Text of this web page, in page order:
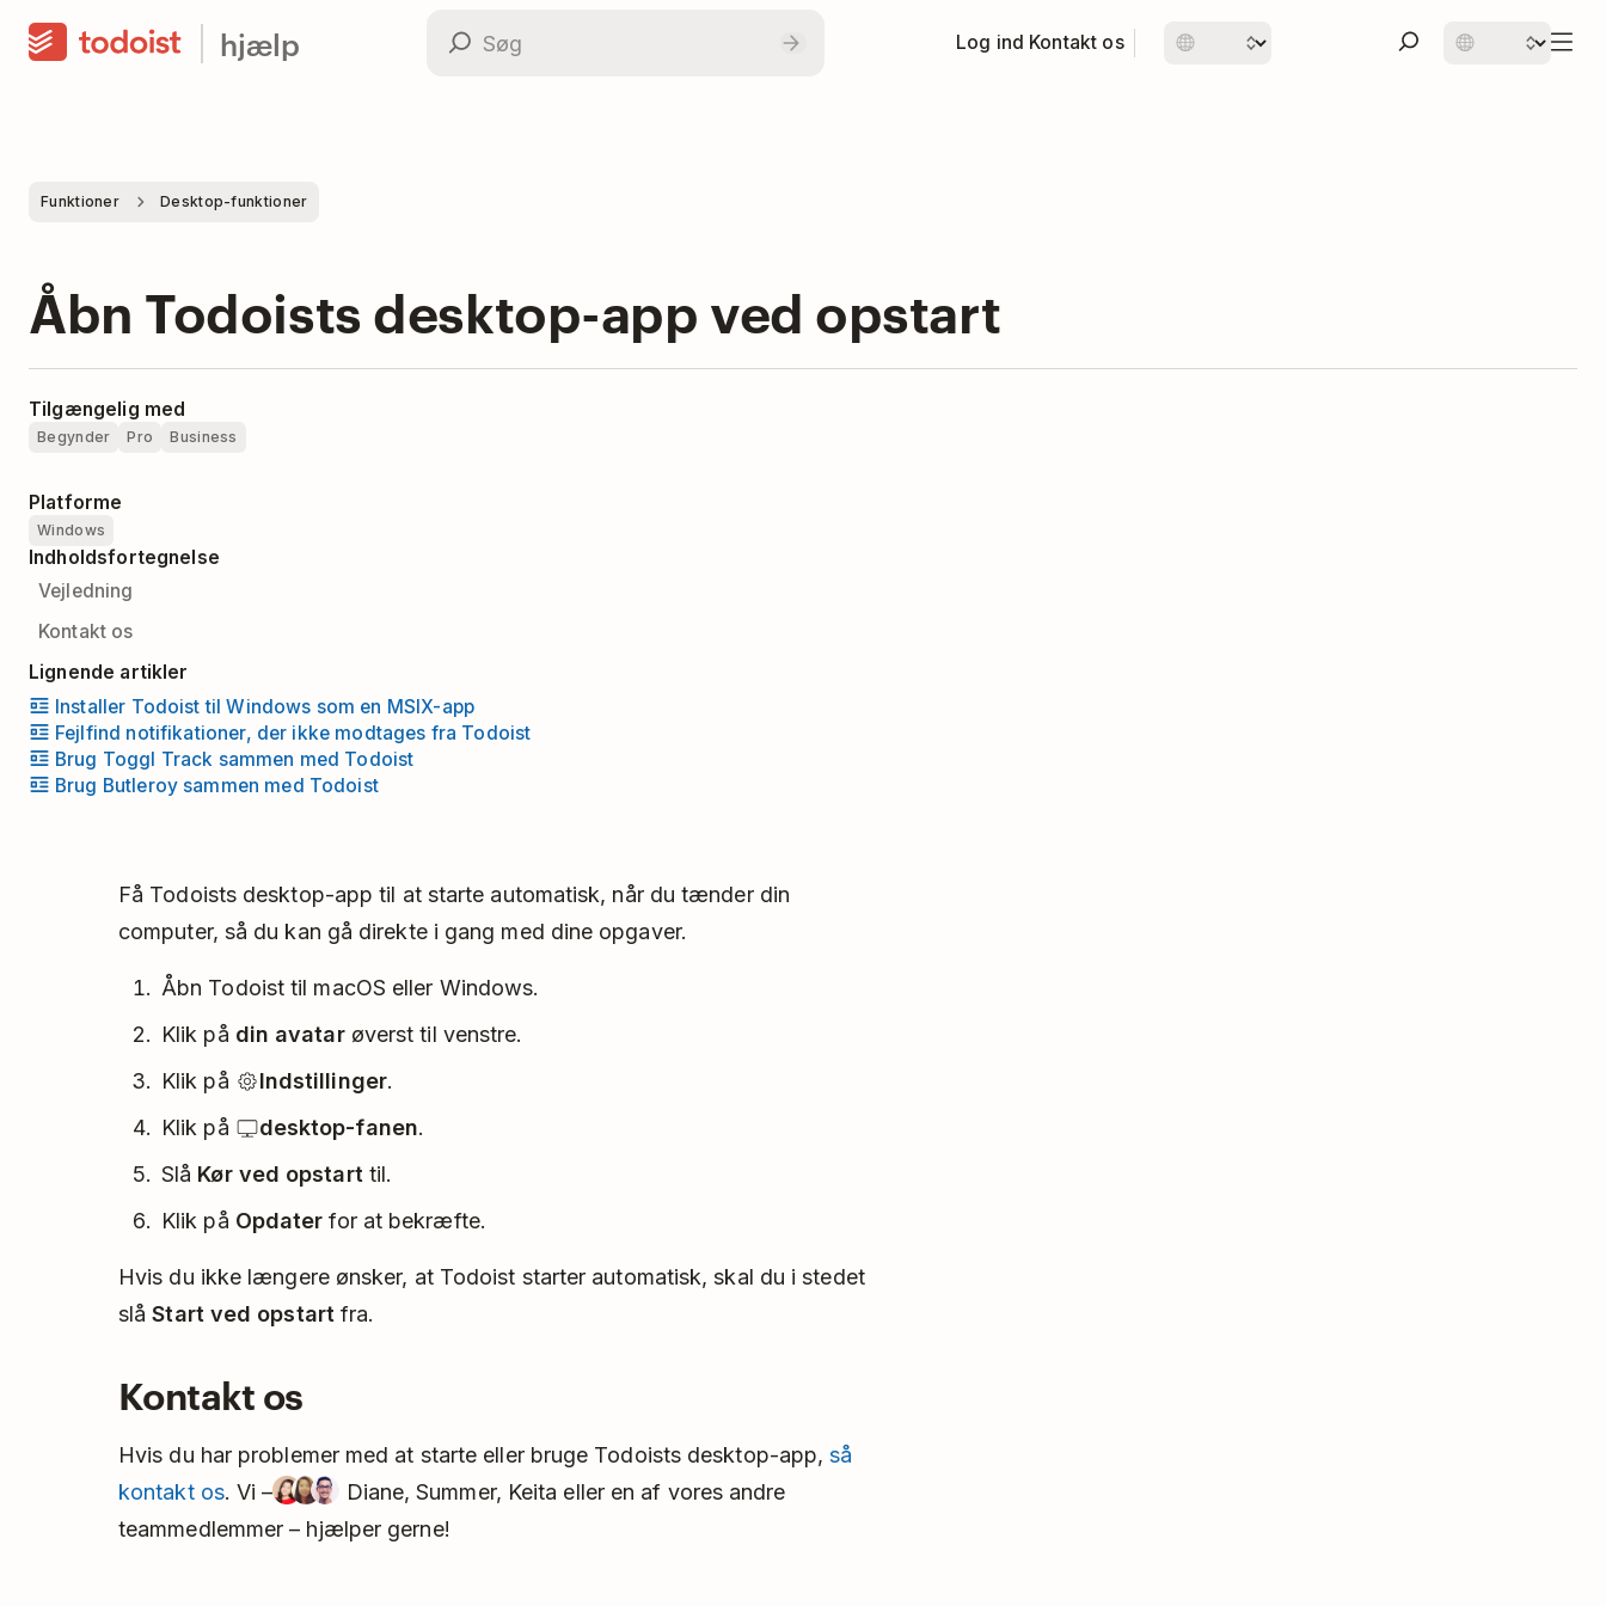
hjælp Log ind Kontakt os
Funktioner Desktop-funktioner
Åbn Todoists desktop-app ved opstart
Tilgængelig med
Begynder Pro Business
Platforme
Windows
Indholdsfortegnelse
Vejledning
Kontakt os
Lignende artikler
Installer Todoist til Windows som en MSIX-app
Fejlfind notifikationer, der ikke modtages fra Todoist
Brug Toggl Track sammen med Todoist
Brug Butleroy sammen med Todoist
Få Todoists desktop-app til at starte automatisk, når du tænder din
computer, så du kan gå direkte i gang med dine opgaver.
Åbn Todoist til macOS eller Windows.
Klik på din avatarøverst til venstre.
Klik på
Indstillinger.
Klik på
desktop-fanen.
Slå Kør ved opstart til.
Klik på Opdater for at bekræfte.
Hvis du ikke længere ønsker, at Todoist starter automatisk, skal du i stedet
slåStart ved opstart fra.
Kontakt os
Hvis du har problemer med at starte eller bruge Todoists desktop-app,så
kontakt os. Vi –
Diane, Summer, Keita eller en af vores andre
teammedlemmer – hjælper gerne!